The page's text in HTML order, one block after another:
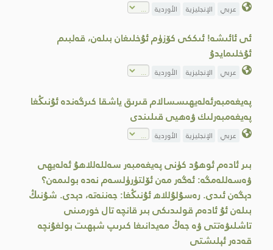
عربي الإنجليزية الأوردية
ئى ئائىشە! ئىككى كۆزۈم ئۇخلىغان بىلەن، قەلبىم
ئۇخلىمايدۇ
عربي الإنجليزية الأوردية
پەيغەمبەرئەلەيھىسسالام قىرىق ياشقا كىرگەندە ئۇنىڭغا
پەيغەمبەرلىك ۋەھيى قىلىندى
عربي الإنجليزية الأوردية
بىر ئادەم ئوھۇد كۈنى پەيغەمبەر سەللەللاھۇ ئەلەيھى
ۋەسەللەمگە: ئەگەر مەن ئۆلتۈرۈلسەم نەدە بولىمەن؟
دېگەن ئىدى. رەسۇلۇللاھ ئۇنىڭغا: جەننەتە، دېدى. شۇنىڭ
بىلەن ئۇ ئادەم قولىدىكى بىر قانچە تال خورمىنى
تاشلىۋەتتى ۋە جەڭ مەيدانىغا كىرىپ شېھىت بولغۇنچە
قەدەر ئېلىشتى